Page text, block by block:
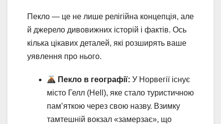
Пекло — це не лише релігійна концепція, але
й джерело дивовижних історій і фактів. Ось
кілька цікавих деталей, які розширять ваше
уявлення про нього.
Пекло в географії: У Норвегії існує
місто Гелл (Hell), яке стало туристичною
пам’яткою через свою назву. Взимку
тамтешній вокзал «замерзає», що